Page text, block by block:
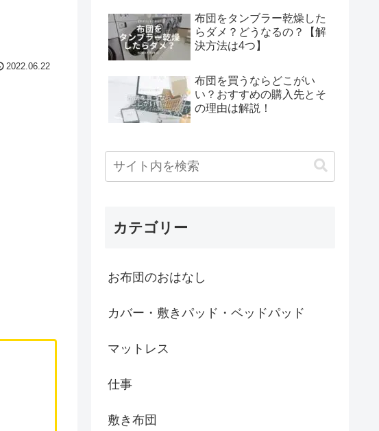
2022.06.22
布団をタンブラー乾燥した
らダメ？どうなるの？【解
決方法は4つ】
布団を買うならどこがい
い？おすすめの購入先とそ
の理由は解説！
カテゴリー
お布団のおはなし
カバー・敷きパッド・ベッドパッド
マットレス
仕事
敷き布団